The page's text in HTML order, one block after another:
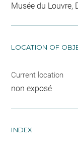
Musée du Louvre,
LOCATION OF
Current location
non exposé
INDEX